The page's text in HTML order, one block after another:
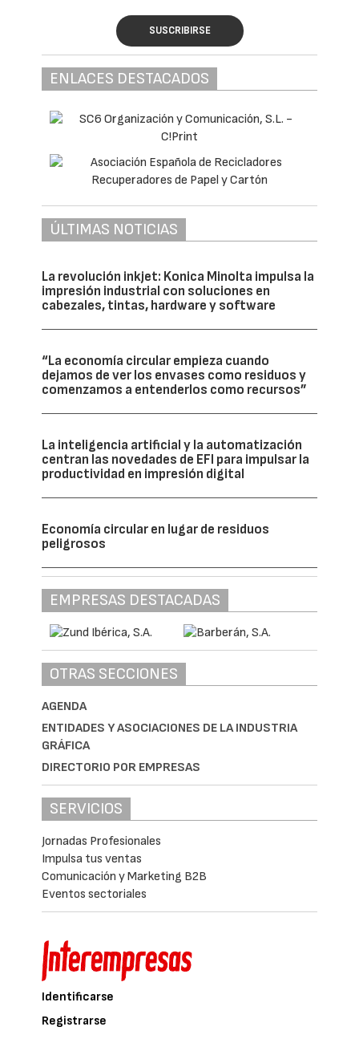
SUSCRIBIRSE
ENLACES DESTACADOS
ÚLTIMAS NOTICIAS
La revolución inkjet: Konica Minolta impulsa la
impresión industrial con soluciones en
cabezales, tintas, hardware y software
“La economía circular empieza cuando
dejamos de ver los envases como residuos y
comenzamos a entenderlos como recursos”
La inteligencia artificial y la automatización
centran las novedades de EFI para impulsar la
productividad en impresión digital
Economía circular en lugar de residuos
peligrosos
EMPRESAS DESTACADAS
OTRAS SECCIONES
AGENDA
ENTIDADES Y ASOCIACIONES DE LA INDUSTRIA
GRÁFICA
DIRECTORIO POR EMPRESAS
SERVICIOS
Jornadas Profesionales
Impulsa tus ventas
Comunicación y Marketing B2B
Eventos sectoriales
Identificarse
Registrarse